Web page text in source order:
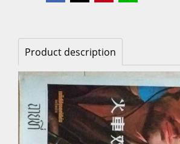
Product description